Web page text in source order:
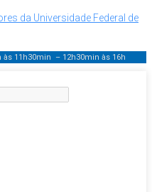
da Universidade Federal de
às 11h30min – 12h30min às 16h